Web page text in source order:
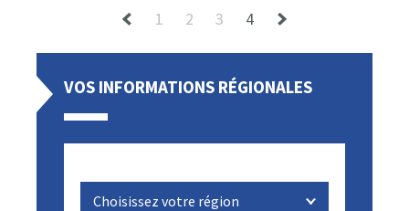
1 2 3 4
VOS INFORMATIONS RÉGIONALES